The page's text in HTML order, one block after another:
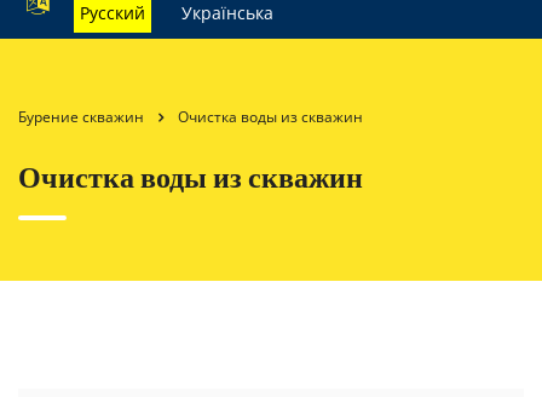
Русский Українська
Бурение скважин Очистка воды из скважин
Очистка воды из скважин